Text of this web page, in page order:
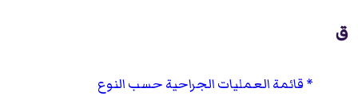
ق
قائمة العمليات الجراحية حسب النوع